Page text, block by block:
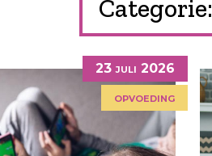
Categorie:
23 juli 2026
opvoeding